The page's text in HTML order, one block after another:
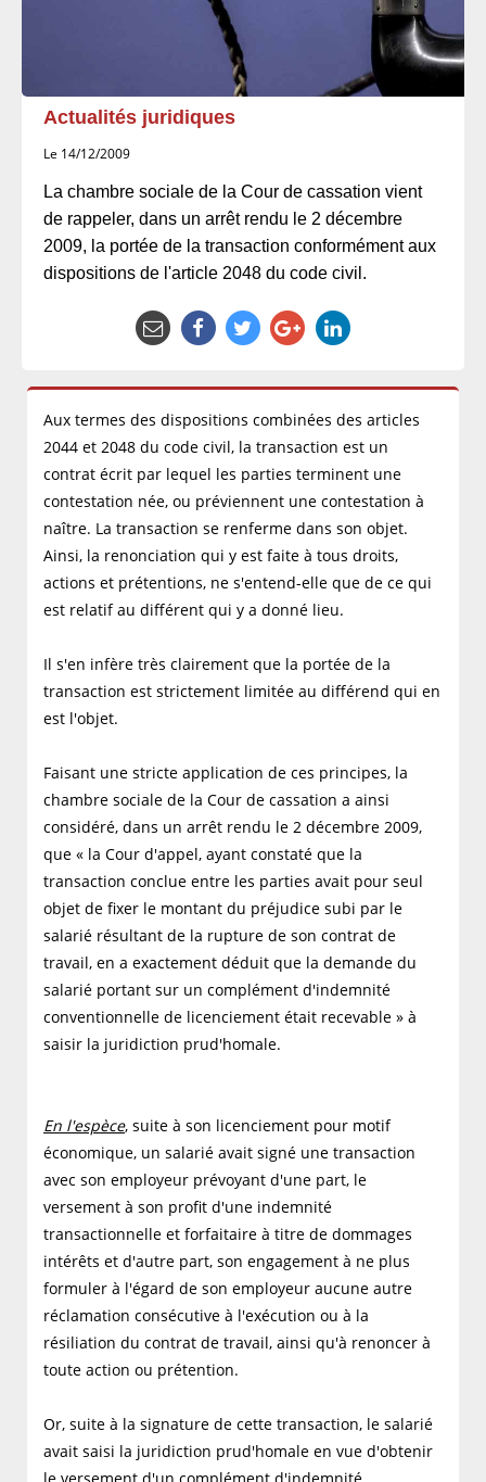
Actualités juridiques
Le 14/12/2009
La chambre sociale de la Cour de cassation vient
de rappeler, dans un arrêt rendu le 2 décembre
2009, la portée de la transaction conformément aux
dispositions de l'article 2048 du code civil.
Aux termes des dispositions combinées des articles
2044 et 2048 du code civil, la transaction est un
contrat écrit par lequel les parties terminent une
contestation née, ou préviennent une contestation à
naître. La transaction se renferme dans son objet.
Ainsi, la renonciation qui y est faite à tous droits,
actions et prétentions, ne s'entend-elle que de ce qui
est relatif au différent qui y a donné lieu.
Il s'en infère très clairement que la portée de la
transaction est strictement limitée au différend qui en
est l'objet.
Faisant une stricte application de ces principes, la
chambre sociale de la Cour de cassation a ainsi
considéré, dans un arrêt rendu le 2 décembre 2009,
que « la Cour d'appel, ayant constaté que la
transaction conclue entre les parties avait pour seul
objet de fixer le montant du préjudice subi par le
salarié résultant de la rupture de son contrat de
travail, en a exactement déduit que la demande du
salarié portant sur un complément d'indemnité
conventionnelle de licenciement était recevable » à
saisir la juridiction prud'homale.
En l'espèce, suite à son licenciement pour motif
économique, un salarié avait signé une transaction
avec son employeur prévoyant d'une part, le
versement à son profit d'une indemnité
transactionnelle et forfaitaire à titre de dommages
intérêts et d'autre part, son engagement à ne plus
formuler à l'égard de son employeur aucune autre
réclamation consécutive à l'exécution ou à la
résiliation du contrat de travail, ainsi qu'à renoncer à
toute action ou prétention.
Or, suite à la signature de cette transaction, le salarié
avait saisi la juridiction prud'homale en vue d'obtenir